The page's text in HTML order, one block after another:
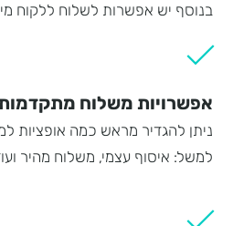
בנוסף יש אפשרות לשלוח ללקוח
אפשרויות משלוח
ניתן להגדיר מראש כמה אופציות
למשל: איסוף עצמי, משלוח מהיר